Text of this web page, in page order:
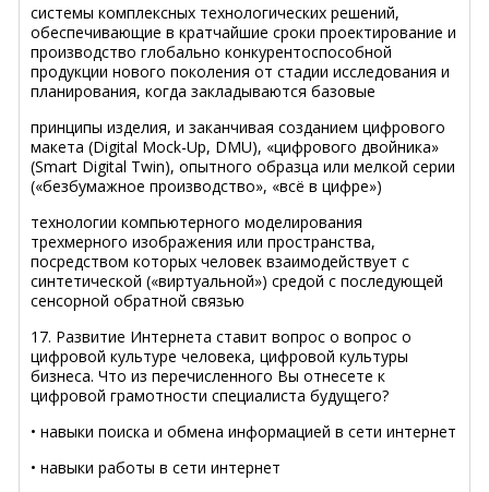
системы комплексных технологических решений,
обеспечивающие в кратчайшие сроки проектирование и
производство глобально конкурентоспособной
продукции нового поколения от стадии исследования и
планирования, когда закладываются базовые
принципы изделия, и заканчивая созданием цифрового
макета (Digital Mock-Up, DMU), «цифрового двойника»
(Smart Digital Twin), опытного образца или мелкой серии
(«безбумажное производство», «всё в цифре»)
технологии компьютерного моделирования
трехмерного изображения или пространства,
посредством которых человек взаимодействует с
синтетической («виртуальной») средой с последующей
сенсорной обратной связью
17. Развитие Интернета ставит вопрос о вопрос о
цифровой культуре человека, цифровой культуры
бизнеса. Что из перечисленного Вы отнесете к
цифровой грамотности специалиста будущего?
• навыки поиска и обмена информацией в сети интернет
• навыки работы в сети интернет